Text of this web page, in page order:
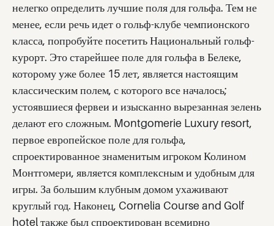
нелегко определить лучшие поля для гольфа. Тем не
менее, если речь идет о гольф-клубе чемпионского
класса, попробуйте посетить Национальный гольф-
курорт. Это старейшее поле для гольфа в Белеке,
которому уже более 15 лет, является настоящим
классическим полем, с которого все началось;
устоявшиеся фервеи и изысканно вырезанная зелень
делают его сложным. Montgomerie Luxury resort,
первое европейское поле для гольфа,
спроектированное знаменитым игроком Колином
Монтгомери, является комплексным и удобным для
игры. За большим клубным домом ухаживают
круглый год. Наконец, Cornelia Course and Golf
hotel также был спроектирован всемирно